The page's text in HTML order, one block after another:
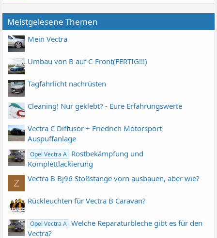
Meistgelesene Themen
Mein Vectra
Umbau von B auf C-Front(FERTIG!!!)
Tagfahrlicht nachrüsten
Cleaning! Nur geklebt? - Eure Erfahrungswerte
Vectra C Diffusor + Friedrich Motorsport
Auspuffanlage
Opel Vectra A Rostbekämpfung und
Komplettlackierung
Z Vectra B Bj96 Stoßstange vorn ausbauen, aber wie?
Rückleuchten für Vectra B Caravan?
Opel Vectra A Welche Reparaturbleche gibt es für den
Vectra?